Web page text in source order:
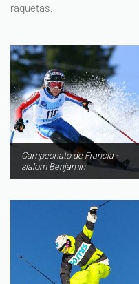
raquetas.
Campeonato de Francia -
slalom Benjamin